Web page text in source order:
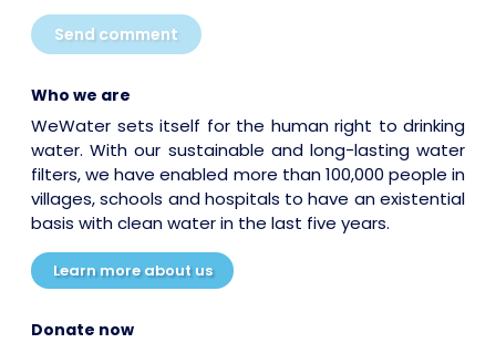
Send comment
Who we are
WeWater sets itself for the human right to drinking
water. With our sustainable and long-lasting water
filters, we have enabled more than 100,000 people in
villages, schools and hospitals to have an existential
basis with clean water in the last five years.
Learn more about us
Donate now